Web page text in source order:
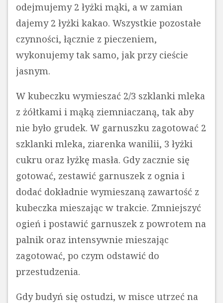
odejmujemy 2 łyżki mąki, a w zamian
dajemy 2 łyżki kakao. Wszystkie pozostałe
czynności, łącznie z pieczeniem,
wykonujemy tak samo, jak przy cieście
jasnym.
W kubeczku wymieszać 2/3 szklanki mleka
z żółtkami i mąką ziemniaczaną, tak aby
nie było grudek. W garnuszku zagotować 2
szklanki mleka, ziarenka wanilii, 3 łyżki
cukru oraz łyżkę masła. Gdy zacznie się
gotować, zestawić garnuszek z ognia i
dodać dokładnie wymieszaną zawartość z
kubeczka mieszając w trakcie. Zmniejszyć
ogień i postawić garnuszek z powrotem na
palnik oraz intensywnie mieszając
zagotować, po czym odstawić do
przestudzenia.
Gdy budyń się ostudzi, w misce utrzeć na